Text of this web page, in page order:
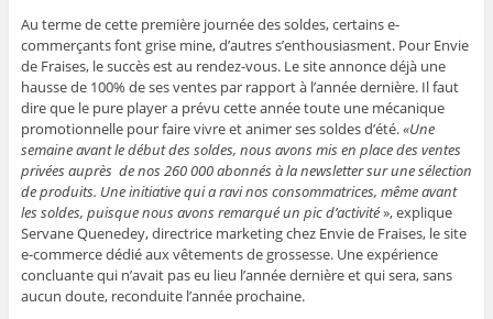
Au terme de cette première journée des soldes, certains e-
commerçants font grise mine, d’autres s’enthousiasment. Pour Envie
de Fraises, le succès est au rendez-vous. Le site annonce déjà une
hausse de 100% de ses ventes par rapport à l’année dernière. Il faut
dire que le pure player a prévu cette année toute une mécanique
promotionnelle pour faire vivre et animer ses soldes d’été.«Une
semaine avant le début des soldes, nous avons mis en place des ventes
privées auprès de nos 260 000 abonnés à la newsletter sur une sélection
de produits. Une initiative qui a ravi nos consommatrices, même avant
les soldes, puisque nous avons remarqué un pic d’activité», explique
Servane Quenedey, directrice marketing chez Envie de Fraises, le site
e-commerce dédié aux vêtements de grossesse. Une expérience
concluante qui n’avait pas eu lieu l’année dernière et qui sera, sans
aucun doute, reconduite l’année prochaine.